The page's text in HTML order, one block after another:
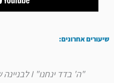
שיעורים אחרונים:
"ה' בדד ינחנו" I לבניינה של תורה – פרשת חוקת